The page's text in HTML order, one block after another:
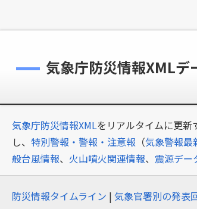
気象庁防災情報XMLデ
気象庁防災情報XMLをリアルタイムに更
し、 特別警報・警報・注意報 （気象警報最
般台風情報、 火山噴火関連情報、 震源デー
防災情報タイムライン | 気象官署別の発表